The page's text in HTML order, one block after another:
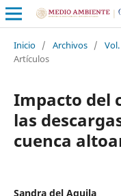
Inicio / Archivos /
Artículos
Impacto del
las
cuenca
Sandra del Aguila